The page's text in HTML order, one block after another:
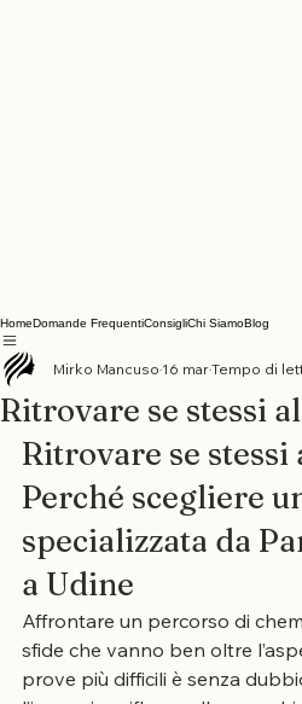
HomeDomande Frequenti Consigli Chi Siamo
Ritrovare se stessi
Mirko Mancuso 16 mar Tempo di
Ritrovare se stessi
Perché scegliere
specializzata da
a Udine
Affrontare un percorso di
sfide che vanno ben oltre